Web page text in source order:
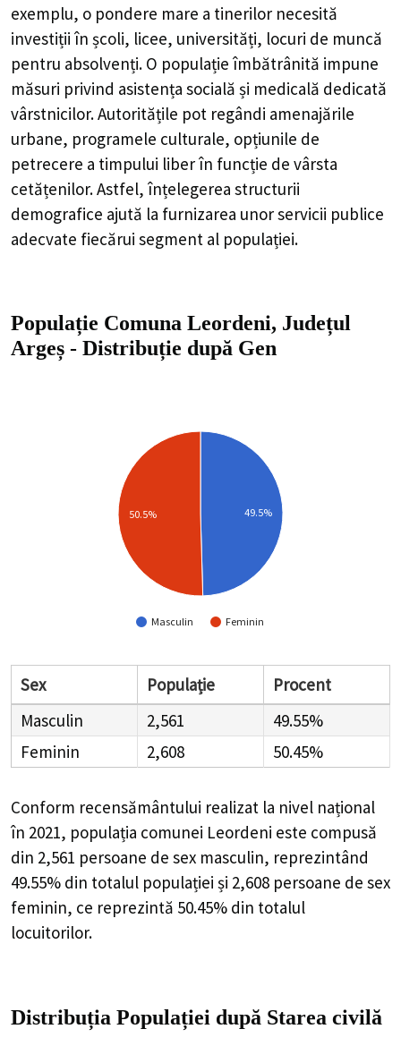
exemplu, o pondere mare a tinerilor necesită
investiții în școli, licee, universități, locuri de muncă
pentru absolvenți. O populație îmbătrânită impune
măsuri privind asistența socială și medicală dedicată
vârstnicilor. Autoritățile pot regândi amenajările
urbane, programele culturale, opțiunile de
petrecere a timpului liber în funcție de vârsta
cetățenilor. Astfel, înțelegerea structurii
demografice ajută la furnizarea unor servicii publice
adecvate fiecărui segment al populației.
Populație Comuna Leordeni, Județul
Argeș - Distribuție după Gen
Masculin Feminin
49.5%
50.5%
Sex Populație
Procent
Masculin
2,561
49.55%
Feminin
2,608 50.45%
Conform recensământului realizat la nivel național
în 2021, populația comunei Leordeni este compusă
din 2,561 persoane de sex masculin, reprezintând
49.55% din totalul populației și 2,608 persoane de sex
feminin, ce reprezintă 50.45% din totalul
locuitorilor.
Distribuția Populației după Starea civilă